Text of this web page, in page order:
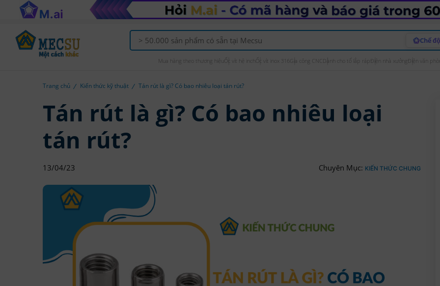
Chế
Mua hàng theo thương hiệu Ốc vít hệ inch Ốc vít inox 316 Gia công CNC Dành cho tổ lắp ráp Điện nhà xưởngĐiện văn
Trang chủ Kiến thức kỹ thuật Tán rút là gì? Có bao nhiêu loại tán rút?
Tán rút là gì? Có bao nhiêu loại
tán rút?
13/04/23 Chuyên Mục: KIẾN THỨC CHUNG